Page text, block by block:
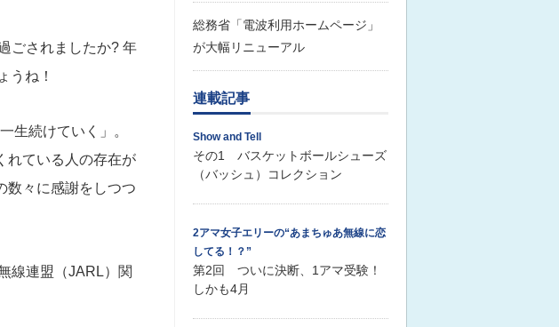
ごされましたか? 年
うね！
生続けていく」。
れている人の存在が
数々に感謝をしつつ
線連盟（JARL）関
総務省「電波利用ホームページ」
が大幅リニューアル
連載記事
Show and Tell
その1 バスケットボールシューズ
（バッシュ）コレクション
2アマ女子エリーの“あまちゅあ無線に恋
してる！？”
第2回 ついに決断、1アマ受験！
しかも4月